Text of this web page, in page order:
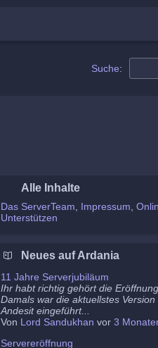
Suche:
Alle Inhalte
Das ServerTeam Impressum
Unterstützen
Neues auf Ardania
11 Jahre Serverjubiläum
Ihr habt richtig gehört die
Damals war die aktuellstes
Andesit eingeführt...
Von Lord Sandukhan vor 3
Servereröffnung